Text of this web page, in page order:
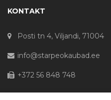
KONTAKT
Posti tn 4, Viljandi, 71004
info@starpeokaubad.ee
+372 56 848 748